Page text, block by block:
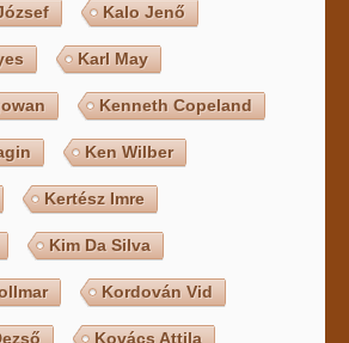
Kalo Jenő
Karl May
Kenneth Copeland
Ken Wilber
Kertész Imre
Kim Da Silva
Kordován Vid
Kovács Attila